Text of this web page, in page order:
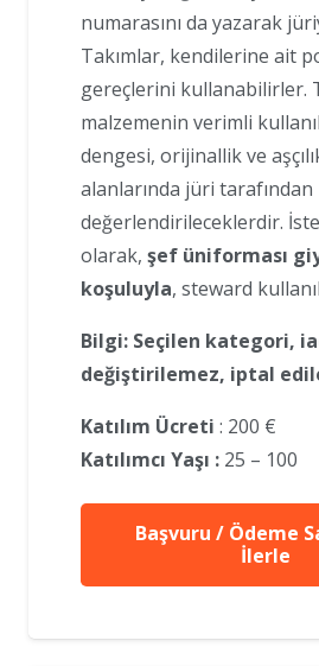
numarasını da yazarak
Takımlar, kendilerine ait
gereçlerini kullanabilirler.
malzemenin verimli
dengesi, orijinallik ve
alanlarında jüri tarafından
değerlendirileceklerdir.
olarak, şef üniforması
koşuluyla, steward
Bilgi: Seçilen kategori,
değiştirilemez, iptal
Katılım Ücreti : 200 €
Katılımcı Yaşı : 25 – 100
Başvuru / Ödeme
İlerle